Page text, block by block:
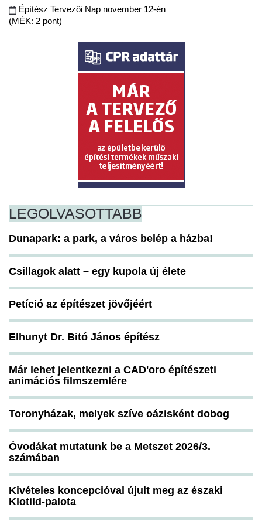
Építész Tervezői Nap november 12-én
(MÉK: 2 pont)
LEGOLVASOTTABB
Dunapark: a park, a város belép a házba!
Csillagok alatt – egy kupola új élete
Petíció az építészet jövőjéért
Elhunyt Dr. Bitó János építész
Már lehet jelentkezni a CAD'oro építészeti
animációs filmszemlére
Toronyházak, melyek szíve oázisként dobog
Óvodákat mutatunk be a Metszet 2026/3.
számában
Kivételes koncepcióval újult meg az északi
Klotild-palota